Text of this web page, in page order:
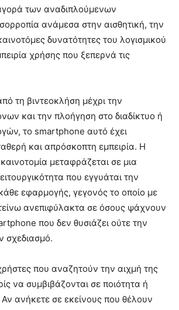
των αναδιπλούμενων
ανάμεσα στην αισθητική, την
δυνατότητες του λογισμικού
χρήσης που ξεπερνά τις
τη βιντεοκλήση μέχρι την
και την πλοήγηση στο διαδίκτυο ή
το smartphone αυτό έχει
και απρόσκοπτη εμπειρία. Η
μεταφράζεται σε μια
που εγγυάται την
εφαρμογής, γεγονός το οποίο με
ανεπιφύλακτα σε όσους ψάχνουν
που δεν θυσιάζει ούτε την
σχεδιασμό.
που αναζητούν την αιχμή της
να συμβιβάζονται σε ποιότητα ή
Αν ανήκετε σε εκείνους που θέλουν